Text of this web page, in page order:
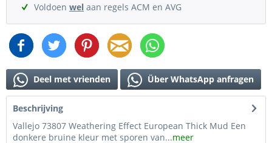
Voldoen wel aan regels ACM en AVG
Deel met vrienden Über WhatsApp anfragen
Beschrijving
Vallejo 73807 Weathering Effect European Thick Mud Een
donkere bruine kleur met sporen van...meer